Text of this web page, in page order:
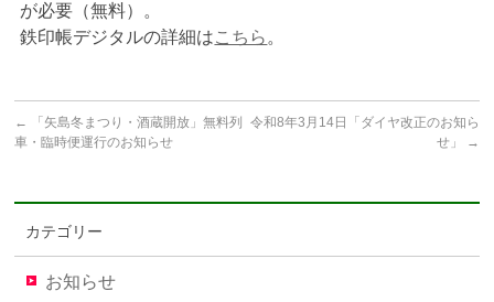
が必要（無料）。
鉄印帳デジタルの詳細はこちら 。
←
「矢島冬まつり・酒蔵開放」無料列
車・臨時便運行のお知らせ
令和8年3月14日「ダイヤ改正のお知ら
せ」
→
カテゴリー
お知らせ